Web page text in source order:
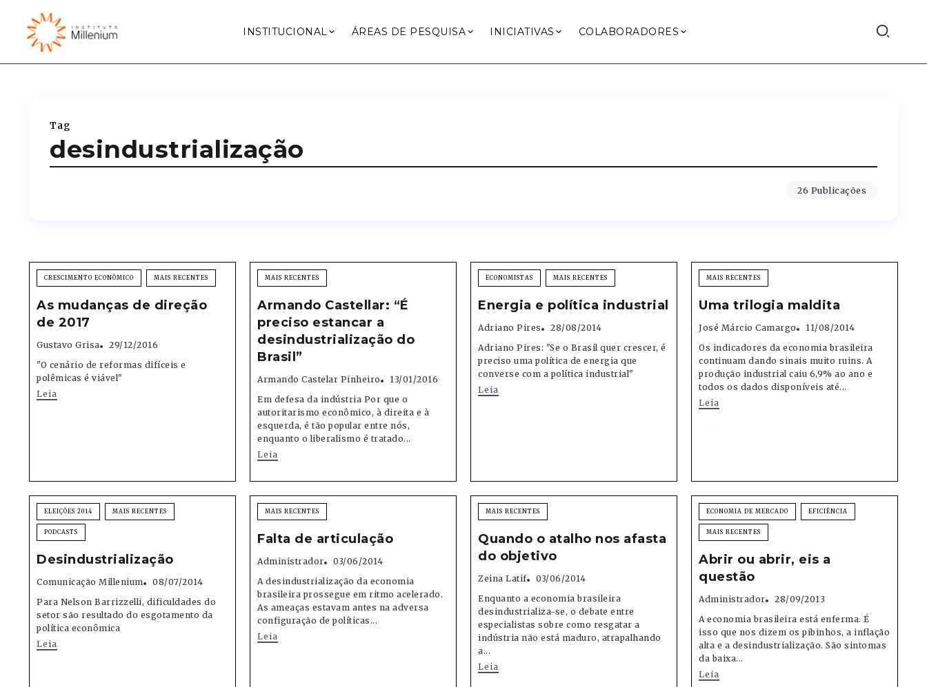
INSTITUCIONAL ÁREAS DE PESQUISA INICIATIVAS COLABORADORES
Tag
desindustrialização
26 Publicações
CRESCIMENTO ECONÔMICO MAIS RECENTES
As mudanças de direção
de 2017
Gustavo Grisa
29/12/2016
"O cenário de reformas difíceis e
polêmicas é viável"
Leia
MAIS RECENTES
Armando Castellar: “É
preciso estancar a
desindustrialização do
Brasil”
Armando Castelar Pinheiro
13/01/2016
Em defesa da indústria Por que o
autoritarismo econômico, à direita e à
esquerda, é tão popular entre nós,
enquanto o liberalismo é tratado...
Leia
ECONOMISTAS MAIS RECENTES
Energia e política industrial
Adriano Pires
28/08/2014
Adriano Pires: "Se o Brasil quer crescer, é
preciso uma política de energia que
converse com a política industrial"
Leia
MAIS RECENTES
Uma trilogia maldita
José Márcio Camargo
11/08/2014
Os indicadores da economia brasileira
continuam dando sinais muito ruins. A
produção industrial caiu 6,9% ao ano e
todos os dados disponíveis até...
Leia
ELEIÇÕES 2014 MAIS RECENTES
PODCASTS
Desindustrialização
Comunicação Millenium
08/07/2014
Para Nelson Barrizzelli, dificuldades do
setor são resultado do esgotamento da
política econômica
Leia
MAIS RECENTES
Falta de articulação
Administrador
03/06/2014
A desindustrialização da economia
brasileira prossegue em ritmo acelerado.
As ameaças estavam antes na adversa
configuração de políticas...
Leia
MAIS RECENTES
Quando o atalho nos afasta
do objetivo
Zeina Latif
03/06/2014
Enquanto a economia brasileira
desindustrializa-se, o debate entre
especialistas sobre como resgatar a
indústria não está maduro, atrapalhando
a...
Leia
ECONOMIA DE MERCADO EFICIÊNCIA
MAIS RECENTES
Abrir ou abrir, eis a
questão
Administrador
28/09/2013
A economia brasileira está enferma. É
isso que nos dizem os pibinhos, a inflação
alta e a desindustrialização. São sintomas
da baixa...
Leia